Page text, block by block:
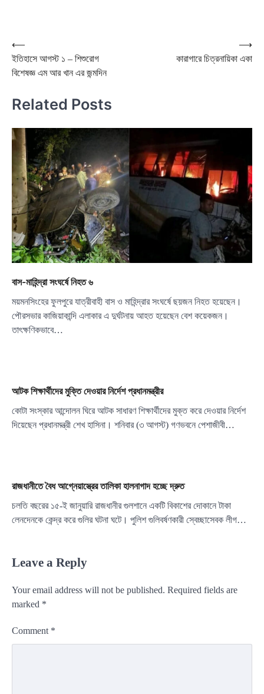
Post
navigation
⟵
ইতিহাসে আগস্ট ১ – শিশুরোগ
বিশেষজ্ঞ এম আর খান এর জন্মদিন
কারাগারে চিত্রনায়িকা একা
⟶
Related Posts
বাস-মাহিন্দ্রা সংঘর্ষে নিহত ৬
ময়মনসিংহের ফুলপুরে যাত্রীবাহী বাস ও মাহিন্দ্রার সংঘর্ষে ছয়জন নিহত হয়েছেন।
পৌরসভার কাজিয়াকান্দি এলাকার এ দুর্ঘটনায় আহত হয়েছেন বেশ কয়েকজন।
তাৎক্ষণিকভাবে…
আটক শিক্ষার্থীদের মুক্তি দেওয়ার নির্দেশ প্রধানমন্ত্রীর
কোটা সংস্কার আন্দোলন ঘিরে আটক সাধারণ শিক্ষার্থীদের মুক্ত করে দেওয়ার নির্দেশ
দিয়েছেন প্রধানমন্ত্রী শেখ হাসিনা। শনিবার (৩ আগস্ট) গণভবনে পেশাজীবী…
রাজধানীতে বৈধ আগ্নেয়াস্ত্রের তালিকা হালনাগাদ হচ্ছে দ্রুত
চলতি বছরের ১৫-ই জানুয়ারি রাজধানীর গুলশানে একটি বিকাশের দোকানে টাকা
লেনদেনকে কেন্দ্র করে গুলির ঘটনা ঘটে। পুলিশ গুলিবর্ষণকারী স্বেচ্ছাসেবক লীগ…
Leave a Reply
Your email address will not be published. Required fields are
marked *
Comment *